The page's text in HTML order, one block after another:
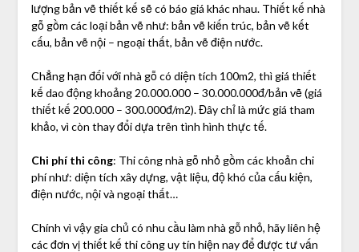
lượng bản vẽ thiết kế sẽ có báo giá khác nhau. Thiết kế nhà
gỗ gồm các loại bản vẽ như: bản vẽ kiến trúc, bản vẽ kết
cấu, bản vẽ nội – ngoại thất, bản vẽ điện nước.
Chẳng hạn đối với nhà gỗ có diện tích 100m2, thì giá thiết
kế dao động khoảng 20.000.000 – 30.000.000đ/bản vẽ (giá
thiết kế 200.000 – 300.000đ/m2). Đây chỉ là mức giá tham
khảo, vì còn thay đổi dựa trên tình hình thực tế.
Chi phí thi công: Thi công nhà gỗ nhỏ gồm các khoản chi
phí như: diện tích xây dựng, vật liệu, độ khó của cấu kiện,
điện nước, nội và ngoại thất…
Chính vì vậy gia chủ có nhu cầu làm nhà gỗ nhỏ, hãy liên hệ
các đơn vị thiết kế thi công uy tín hiện nay để được tư vấn